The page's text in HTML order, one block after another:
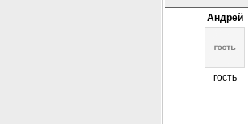
Андрей
гость